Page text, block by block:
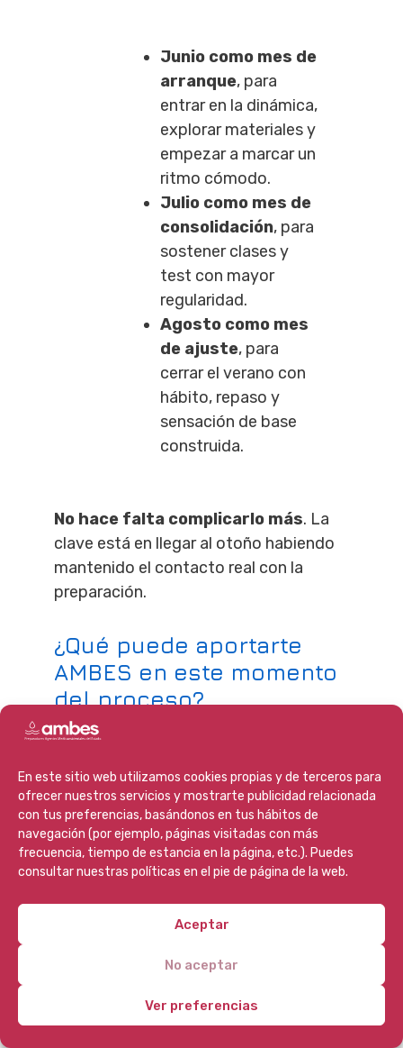
En este sitio web utilizamos cookies propias y de terceros para
ofrecer nuestros servicios y mostrarte publicidad relacionada
con tus preferencias, basándonos en tus hábitos de
navegación (por ejemplo, páginas visitadas con más
frecuencia, tiempo de estancia en la página, etc.). Puedes
consultar nuestras políticas en el pie de página de la web.
Aceptar
No aceptar
Ver preferencias
Junio como mes de
arranque, para
entrar en la dinámica,
explorar materiales y
empezar a marcar un
ritmo cómodo.
Julio como mes de
consolidación, para
sostener clases y
test con mayor
regularidad.
Agosto como mes
de ajuste, para
cerrar el verano con
hábito, repaso y
sensación de base
construida.
No hace falta complicarlo más. La
clave está en llegar al otoño habiendo
mantenido el contacto real con la
preparación.
¿Qué puede aportarte
AMBES en este momento
del proceso?
oposición, lo que más necesita no es
solo información. Necesita estructura,
dirección y una sensación clara de que
está invirtiendo su tiempo en pasos
que tienen sentido.
. No te deja esperando al arranque
oficial sin más. Te permite entrar ya en
con el sistema y aprovechar un periodo